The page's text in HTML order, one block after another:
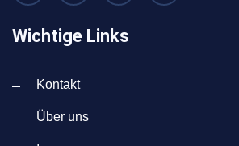
Wichtige Links
Kontakt
Über uns